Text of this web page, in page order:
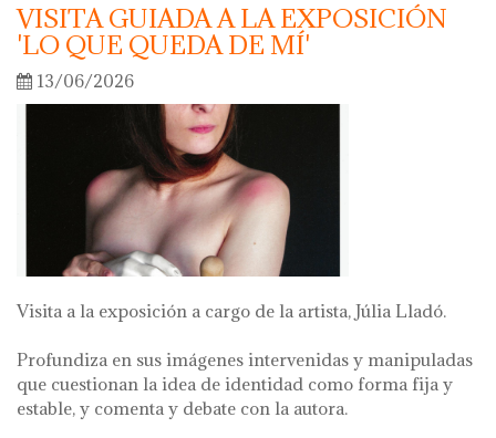
VISITA GUIADA A LA EXPOSICIÓN
'LO QUE QUEDA DE MÍ'
13/06/2026
Visita a la exposición a cargo de la artista, Júlia Lladó.
Profundiza en sus imágenes intervenidas y manipuladas
que cuestionan la idea de identidad como forma fija y
estable, y comenta y debate con la autora.